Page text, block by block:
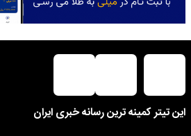
این تیتر کمینه ترین رسانه خبری ایران